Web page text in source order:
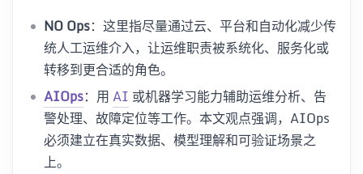
NO Ops：这里指尽量通过云、平台和自动化减少传
统人工运维介入，让运维职责被系统化、服务化或
转移到更合适的角色。
AIOps：用AI 或机器学习能力辅助运维分析、告
警处理、故障定位等工作。本文观点强调，AIOps
必须建立在真实数据、模型理解和可验证场景之
上。